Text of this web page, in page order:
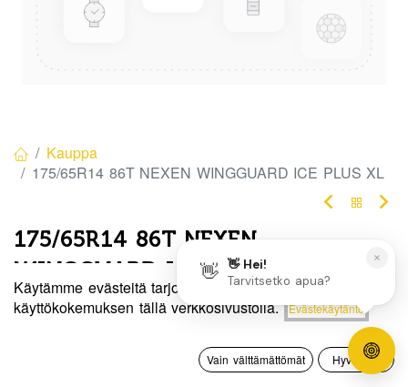
Hinta:
Lisää ostoskoriin
0
Toivelista Tili
Kauppa
175/65R14 86T NEXEN WINGGUARD ICE PLUS XL
175/65R14 86T NEXEN
WINGGUARD ICE PLUS XL
EAN:8807622106538 Tuotekoodi:290715
Käytämme evästeitä tarjotaksemme sinulle paremman
käyttökokemuksen tällä verkkosivustolla.
Evästekäytäntö
Vain välttämättömät Hyväksyn